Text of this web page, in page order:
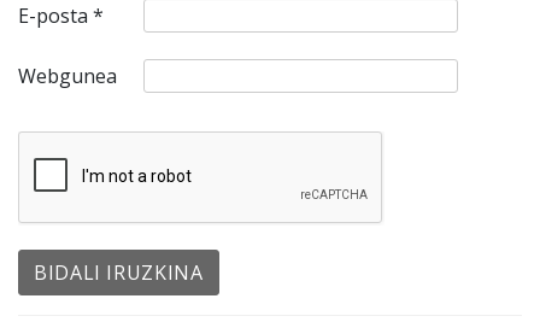
E-posta *
Webgunea